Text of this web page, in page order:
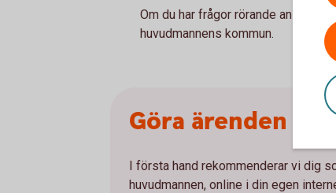
Om du har frågor rörande
huvudmannens kommun.
Göra ärenden åt
I första hand rekommenderar vi dig
huvudmannen, online i din egen